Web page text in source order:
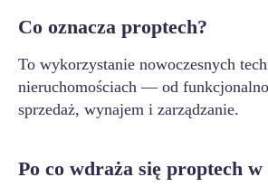
Co oznacza proptech?
To wykorzystanie nowoczesnych
nieruchomościach — od
sprzedaż, wynajem i zarządzanie.
Po co wdraża się proptech